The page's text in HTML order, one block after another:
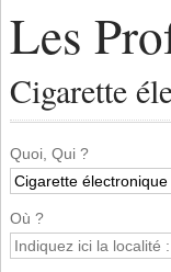
Les
Cigarette
Quoi, Qui ?
Où ?